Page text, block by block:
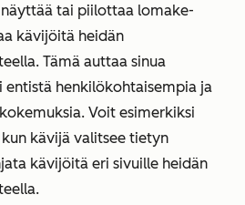
tai piilottaa lomake-
kävijöitä heidän
Tämä auttaa sinua
entistä henkilökohtaisempia ja
Voit esimerkiksi
kävijä valitsee tietyn
kävijöitä eri sivuille heidän